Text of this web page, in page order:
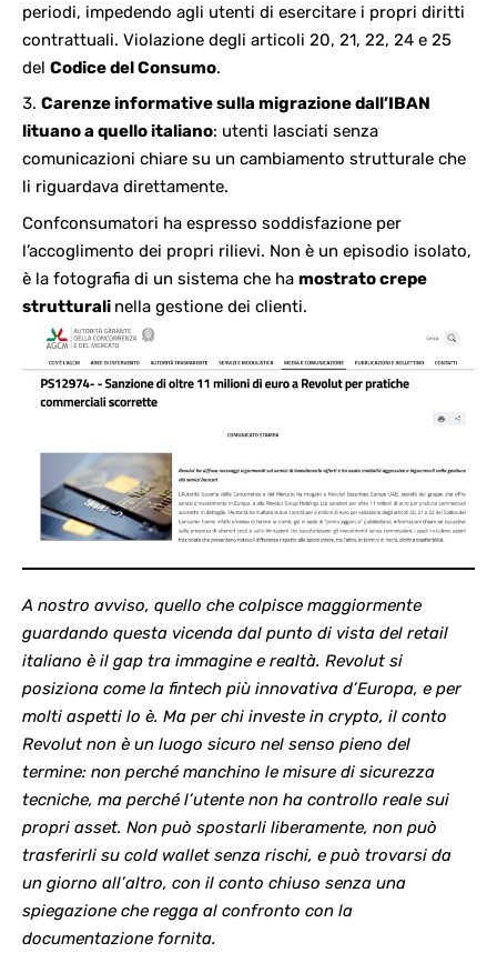
periodi, impedendo agli utenti di esercitare i propri diritti
contrattuali. Violazione degli articoli 20, 21, 22, 24 e 25
del Codice del Consumo.
Carenze informative sulla migrazione dall’IBAN
lituano a quello italiano: utenti lasciati senza
comunicazioni chiare su un cambiamento strutturale che
li riguardava direttamente.
Confconsumatori ha espresso soddisfazione per
l’accoglimento dei propri rilievi. Non è un episodio isolato,
è la fotografia di un sistema che ha mostrato crepe
strutturali nella gestione dei clienti.
A nostro avviso, quello che colpisce maggiormente
guardando questa vicenda dal punto di vista del retail
italiano è il gap tra immagine e realtà. Revolut si
posiziona come la fintech più innovativa d’Europa, e per
molti aspetti lo è. Ma per chi investe in crypto, il conto
Revolut non è un luogo sicuro nel senso pieno del
termine: non perché manchino le misure di sicurezza
tecniche, ma perché l’utente non ha controllo reale sui
propri asset. Non può spostarli liberamente, non può
trasferirli su cold wallet senza rischi, e può trovarsi da
un giorno all’altro, con il conto chiuso senza una
spiegazione che regga al confronto con la
documentazione fornita.